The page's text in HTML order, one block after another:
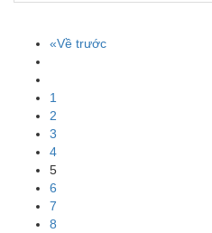
«Về trước
1
2
3
4
5
6
7
8